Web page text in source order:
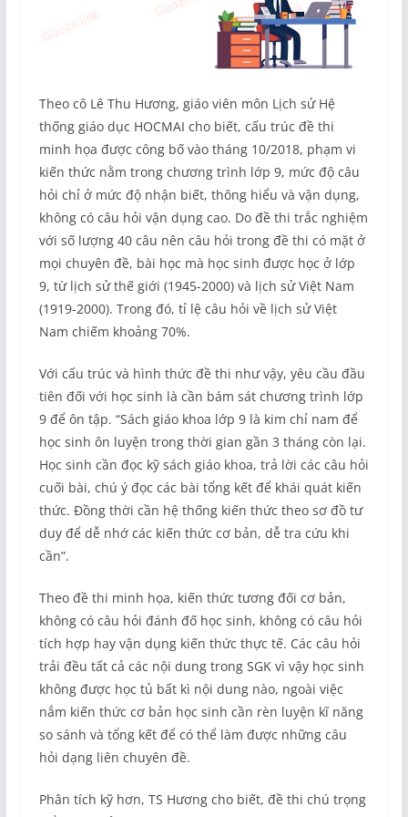
Theo cô Lê Thu Hương, giáo viên môn Lịch sử Hệ
thống giáo dục HOCMAI cho biết, cấu trúc đề thi
minh họa được công bố vào tháng 10/2018, phạm vi
kiến thức nằm trong chương trình lớp 9, mức độ câu
hỏi chỉ ở mức độ nhận biết, thông hiểu và vận dụng,
không có câu hỏi vận dụng cao. Do đề thi trắc nghiệm
với số lượng 40 câu nên câu hỏi trong đề thi có mặt ở
mọi chuyên đề, bài học mà học sinh được học ở lớp
9, từ lịch sử thế giới (1945-2000) và lịch sử Việt Nam
(1919-2000). Trong đó, tỉ lệ câu hỏi về lịch sử Việt
Nam chiếm khoảng 70%.
Với cấu trúc và hình thức đề thi như vậy, yêu cầu đầu
tiên đối với học sinh là cần bám sát chương trình lớp
9 để ôn tập. “Sách giáo khoa lớp 9 là kim chỉ nam để
học sinh ôn luyện trong thời gian gần 3 tháng còn lại.
Học sinh cần đọc kỹ sách giáo khoa, trả lời các câu hỏi
cuối bài, chú ý đọc các bài tổng kết để khái quát kiến
thức. Đồng thời cần hệ thống kiến thức theo sơ đồ tư
duy để dễ nhớ các kiến thức cơ bản, dễ tra cứu khi
cần”.
Theo đề thi minh họa, kiến thức tương đối cơ bản,
không có câu hỏi đánh đố học sinh, không có câu hỏi
tích hợp hay vận dụng kiến thức thực tế. Các câu hỏi
trải đều tất cả các nội dung trong SGK vì vậy học sinh
không được học tủ bất kì nội dung nào, ngoài việc
nắm kiến thức cơ bản học sinh cần rèn luyện kĩ năng
so sánh và tổng kết để có thể làm được những câu
hỏi dạng liên chuyên đề.
Phân tích kỹ hơn, TS Hương cho biết, đề thi chú trọng